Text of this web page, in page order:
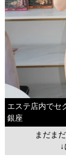
エステ店内でセ
銀座
まだま